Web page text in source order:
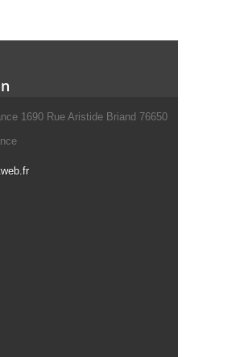
1690 Rue Aristide Briand 76650